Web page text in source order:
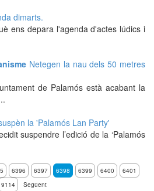
dimarts.
ens depara l'agenda d'actes lúdics i
Netegen la nau dels 50 metres
de Palamós està acabant la
la 'Palamós Lan Party'
suspendre l’edició de la ‘Palamós
6396 6397 6398 6399 6400
6401
9114 Següent